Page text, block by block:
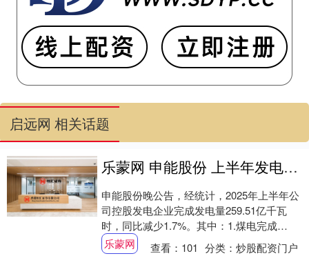
启远网 相关话题
乐蒙网 申能股份 上半年发电量25951亿千瓦时 同比减少17%
申能股份晚公告，经统计，2025年上半年公
司控股发电企业完成发电量259.51亿千瓦
时，同比减少1.7%。其中：1.煤电完成
178.70亿千瓦时，同比减少6.8....
乐蒙网 查看： 101 分类：炒股配资门户